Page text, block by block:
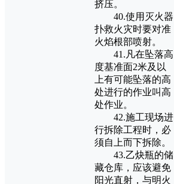
挤压。
40.使用灭火器
扑救火灾时要对准
火焰根部喷射。
41.凡在坠落高
度基准面2米及以
上有可能坠落的高
处进行的作业叫高
处作业。
42.施工现场进
行拆除工程时，必
须自上而下拆除。
43.乙炔瓶的储
藏仓库，应该避免
阳光直射，与明火